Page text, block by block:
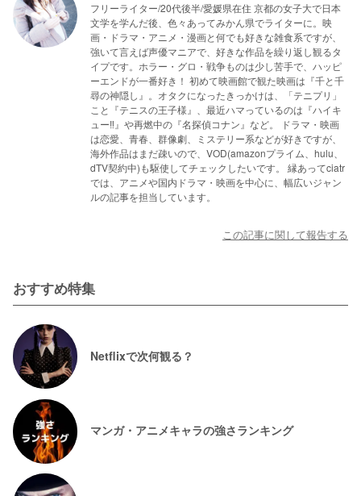
フリーライター/20代後半/愛媛県在住 京都の女子大で日本
文学を学んだ後、色々あってみかん県でライターに。映
画・ドラマ・アニメ・漫画と何でも好きな雑食系ですが、
強いて言えば声優マニアで、好きな作品を繰り返し観るタ
イプです。ホラー・グロ・戦争ものは少し苦手で、ハッピ
ーエンドが一番好き！ 初めて映画館で観た映画は『千と千
尋の神隠し』。オタクになったきっかけは、「テニプリ」
こと『テニスの王子様』、最近ハマっているのは『ハイキ
ュー‼』や再燃中の『名探偵コナン』など。 ドラマ・映画
は恋愛、青春、群像劇、ミステリー系などが好きですが、
海外作品はまだ疎いので、VOD(amazonプライム、hulu、
dTV契約中)も駆使してチェックしたいです。 縁あってciatr
では、アニメや国内ドラマ・映画を中心に、幅広いジャン
ルの記事を担当しています。
この記事に関して報告する
おすすめ特集
Netflixで次何観る？
マンガ・アニメキャラの強さランキング